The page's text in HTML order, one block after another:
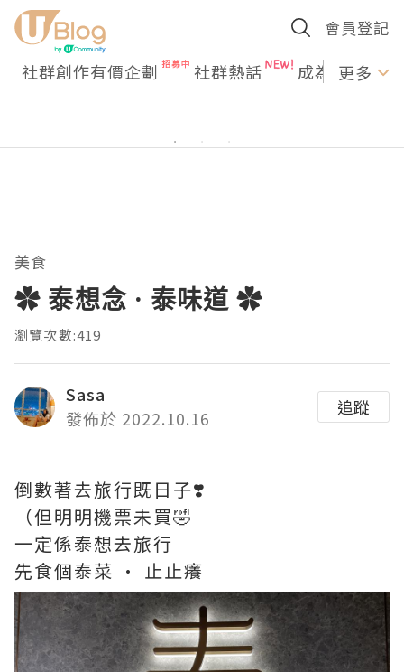
會員登記
社群創作有價企劃 社群熱話 成為U更多
美食
✿ 泰想念 · 泰味道 ✿
瀏覽次數:419
Sasa
發佈於 2022.10.16
追蹤
倒數著去旅行既日子❣️
（但明明機票未買🤣
一定係泰想去旅行
先食個泰菜 · 止止癢